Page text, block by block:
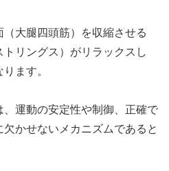
大腿四頭筋）を収縮させる
リングス）がリラックスし
ます。
運動の安定性や制御、正確で
かせないメカニズムであると